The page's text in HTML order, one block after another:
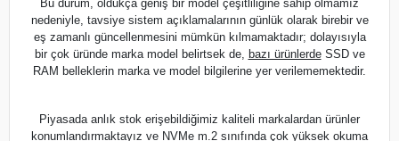
Bu durum, oldukça geniş bir model çeşitliliğine sahip olmamız
nedeniyle, tavsiye sistem açıklamalarının günlük olarak birebir ve
eş zamanlı güncellenmesini mümkün kılmamaktadır; dolayısıyla
bir çok üründe marka model belirtsek de, bazı ürünlerdeSSD ve
RAM belleklerin marka ve model bilgilerine yer verilememektedir.
Piyasada anlık stok erişebildiğimiz kaliteli markalardan ürünler
konumlandırmaktayız ve NVMe m.2 sınıfında çok yüksek okuma